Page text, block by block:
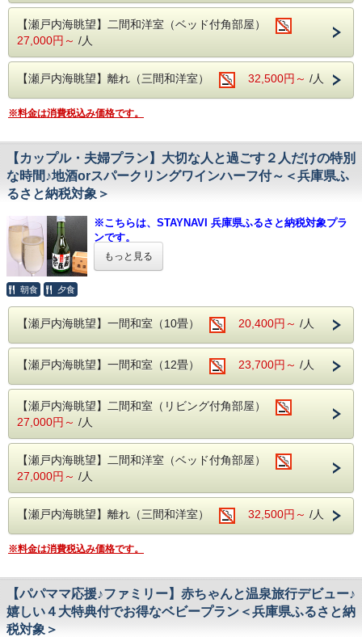
【露天風呂】
【室内大岩風呂】
女性05：30〜10：00、男性15：00〜23：00
大浴場 内風呂
【男湯・女湯】05：30〜23：00
【海楼庭園】～呑海楼の癒しと絶景のスポット～
朝には瀬戸内海から昇ってくる朝日を
夜には松明やライトアップで幻想的な雰囲気を楽しめま
す。
利用時間 5：30 ～ 23：00
■心を癒す ～絶景とおもてなし～
・オーシャンビューの客室や露天風呂から
瀬戸内海に昇る絶景の朝日がご覧いただけます。
送り時刻 09：10、10：10
備考欄に記入または前日までに
お電話でご予約をお願いいたします。
となります。
［内容一例］
前菜、椀物、造り、和牛の陶板焼、鯛の兜煮、茶碗蒸し、
■お子様ランチ
［内容一例］
チキンライス ワンプレート（海老フライ・唐揚げ・一口
コロッケ・ハンバーグ・ポテトフライ・生野菜サラダ） コ
◇◆◇お食事についてのご案内◆◇◆
※当日の仕入れ状況にあわせ、厳選してご提供いたします。
※２階お食事処にてご用意いたします。
※朝食は和定食となります。
までご連絡下さいませ。
◇当館は鯖を含む青魚を使用して出汁を引いている
ため、前日や当日ではご対応出来兼ねます。予めご連
絡下さいませ。
-------------------------------------------------------------
■温泉 ～名湯100選に選ばれた「よみがえりの湯」～
疲労回復や美肌効果のある赤穂温泉を
瀬戸内海を一望できる絶景の露天風呂でお愉しみ頂けます。
外温泉 男女入れ替え制
【露天風呂】
男性05：30〜10：00、女性15：00〜23：00
大浴場 内風呂
朝には瀬戸内海から昇ってくる朝日を
夜には松明やライトアップで幻想的な雰囲気を楽しめま
（18：00～20：00はご利用頂けません。）
■心を癒す ～絶景とおもてなし～
・オーシャンビューの客室や露天風呂から
瀬戸内海に昇る絶景の朝日がご覧いただけます。
3. チェックイン当日にフロントにSTAYNAVIで発行クーポン
（印刷もしくはスマホ画面）を提示することにより割引が適
【プラン内容】
呑海楼で過ごす
心に残る特別な1日☆
大切な方との特別な一日を演出。
心をこめたおもてなしで、素敵な記念日のお手伝いをいたし
ます。
1.鯛の塩釜焼き
2.お造りを大皿盛にアップグレード
※女性のお客様限定特典として、チェックイン時にお好きな
は
お祝いの席にピッタリ！
■大切な記念日・お祝いごとをお手伝い♪
・サプライズケーキを別料金にて承ります。（別料金）
・長寿お祝いの際は、「ちゃんちゃんこ」をご用意！
す。(有料)
■小学生のお子様のお料理はお子様用にご準
［内容一例］
前菜、椀物、造り、和牛の陶板焼、鯛の兜
煮、茶碗蒸し、御飯、留椀、香物、デザート
■お子様ランチ
［内容一例］
チキンライス ワンプレート（海老フラ
【瀬戸内海眺望】二間和洋室（ベッド付角部屋）
27,000円～ /人
【瀬戸内海眺望】離れ（三間和洋室） 32,500円～ /人
※料金は消費税込み価格です。
【カップル・夫婦プラン】大切な人と過ごす２人だけの特別
な時間♪地酒orスパークリングワインハーフ付～＜兵庫県ふ
るさと納税対象＞
※こちらは、STAYNAVI 兵庫県ふるさと納税対象プラ
ンです。
※ふるさと納税をご利用されない方も、ご予約頂けま
・当館では全てのプラン（事前カード決済のみのプラ
ンは不可）で納税額の30％が割引となる兵庫県ふるさ
・プラン予約だけでは、兵庫県ふるさと納税返礼クー
ポンは適用されませんので下記の通り手続き下さい。
1. 当館公式ホームページからご予約（このページです）
※お支払方法は必ず【現地決済】をお選びください。
手続き＆決済（クレジットカード決済）後、電子クーポンが
発行
▼STAYNAVIふるさと納税 呑海楼のページはこちら
3. チェックイン当日にフロントにSTAYNAVIで発行クーポン
（印刷もしくはスマホ画面）を提示することにより割引が適
用となります。
ご夫婦・カップルにおすすめプラン♪
１番身近に居る方と心安らぐ空間で
もっと見る
朝食 夕食
【瀬戸内海眺望】一間和室（10畳） 20,400円～ /人
【瀬戸内海眺望】一間和室（12畳） 23,700円～ /人
【瀬戸内海眺望】二間和室（リビング付角部屋）
27,000円～ /人
【瀬戸内海眺望】二間和洋室（ベッド付角部屋）
27,000円～ /人
【瀬戸内海眺望】離れ（三間和洋室） 32,500円～ /人
※料金は消費税込み価格です。
【パパママ応援♪ファミリー】赤ちゃんと温泉旅行デビュー♪
嬉しい４大特典付でお得なベビープラン＜兵庫県ふるさと納
税対象＞